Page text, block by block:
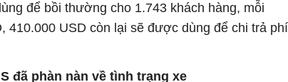
để bồi thường cho 1.743 khách hàng, mỗi
410.000 USD còn lại sẽ được dùng để chi trả phí
đã phàn nàn về tình trạng xe